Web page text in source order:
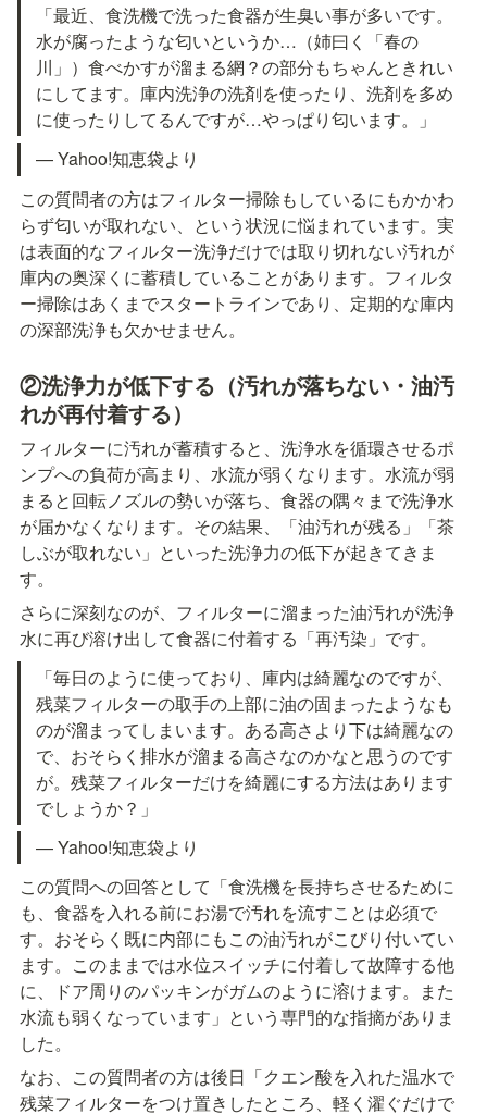
「最近、食洗機で洗った食器が生臭い事が多いです。
水が腐ったような匂いというか…（姉曰く「春の
川」）食べかすが溜まる網？の部分もちゃんときれい
にしてます。庫内洗浄の洗剤を使ったり、洗剤を多め
に使ったりしてるんですが…やっぱり匂います。」
— Yahoo!知恵袋より
この質問者の方はフィルター掃除もしているにもかかわ
らず匂いが取れない、という状況に悩まれています。実
は表面的なフィルター洗浄だけでは取り切れない汚れが
庫内の奥深くに蓄積していることがあります。フィルタ
ー掃除はあくまでスタートラインであり、定期的な庫内
の深部洗浄も欠かせません。
②洗浄力が低下する（汚れが落ちない・油汚
れが再付着する）
フィルターに汚れが蓄積すると、洗浄水を循環させるポ
ンプへの負荷が高まり、水流が弱くなります。水流が弱
まると回転ノズルの勢いが落ち、食器の隅々まで洗浄水
が届かなくなります。その結果、「油汚れが残る」「茶
しぶが取れない」といった洗浄力の低下が起きてきま
す。
さらに深刻なのが、フィルターに溜まった油汚れが洗浄
水に再び溶け出して食器に付着する「再汚染」です。
「毎日のように使っており、庫内は綺麗なのですが、
残菜フィルターの取手の上部に油の固まったようなも
のが溜まってしまいます。ある高さより下は綺麗なの
で、おそらく排水が溜まる高さなのかなと思うのです
が。残菜フィルターだけを綺麗にする方法はあります
でしょうか？」
— Yahoo!知恵袋より
この質問への回答として「食洗機を長持ちさせるために
も、食器を入れる前にお湯で汚れを流すことは必須で
す。おそらく既に内部にもこの油汚れがこびり付いてい
ます。このままでは水位スイッチに付着して故障する他
に、ドア周りのパッキンがガムのように溶けます。また
水流も弱くなっています」という専門的な指摘がありま
した。
なお、この質問者の方は後日「クエン酸を入れた温水で
残菜フィルターをつけ置きしたところ、軽く濯ぐだけで